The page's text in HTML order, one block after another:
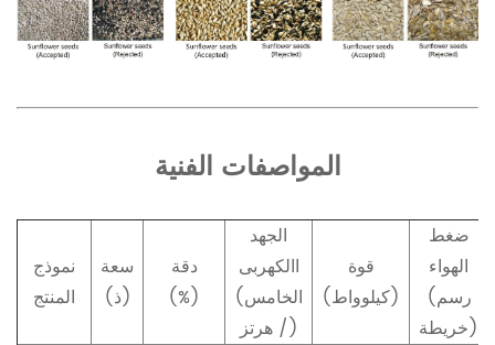
المواصفات الفنية
نموذج
المنتج
سعة
(ذ)
دقة
(%)
الجهد
االكهربى
(الخامس
/ هرتز)
قوة
(كيلوواط)
ضغط
الهواء
(رسم
خريطة)